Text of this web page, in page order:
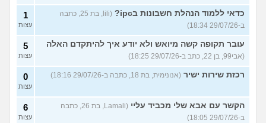
כדאי ללמוד הנהלת חשבונות בipc?
(lili, בת 25, כתבה
ב-29/07/26 18:34)
1
עצות
עובר תקופה קשה מיואש ולא יודע איך להיתקדם האלה
(אבי99, בן 22, כתב ב-29/07/26 18:25)
5
עצות
רכזת שירות ישיר (אנונימית, בת 18, כתבה ב-29/07/26 18:16) 0
עצות
הקשר עם אבא שלי מכביד עליי
(Lamali, בת 26, כתבה
ב-29/07/26 18:05)
6
עצות